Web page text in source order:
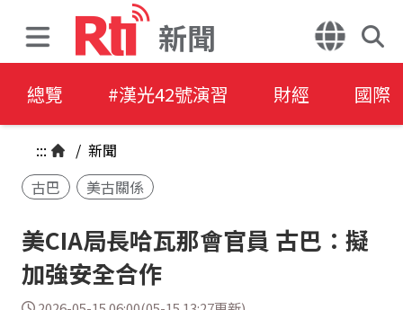
新聞
總覽 #漢光42號演習 財經 國際
::: / 新聞
古巴
美古關係
美CIA局長哈瓦那會官員 古巴：擬
加強安全合作